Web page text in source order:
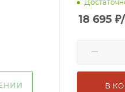
18 695 ₽
В